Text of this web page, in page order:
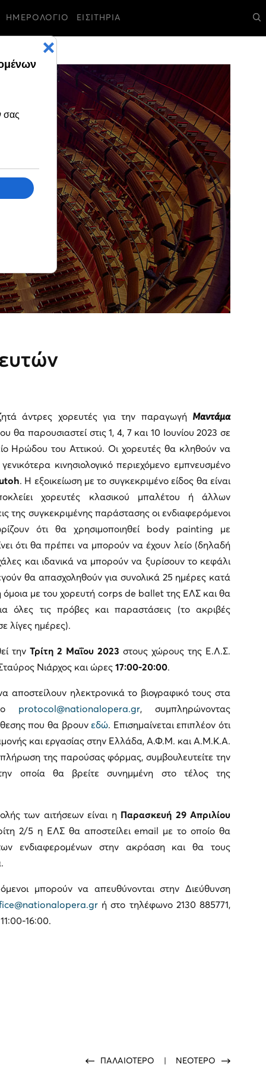
ΗΜΕΡΟΛΟΓΙΟ ΕΙΣΙΤΗΡΙΑ
άντρες χορευτές για την παραγωγή Μαντάμα
θα παρουσιαστεί στις 1, 4, 7 και 10 Ιουνίου 2023 σε
Ηρώδου του Αττικού. Οι χορευτές θα κληθούν να
κινησιολογικό περιεχόμενο εμπνευσμένο
. Η εξοικείωση με το συγκεκριμένο είδος θα είναι
χορευτές κλασικού μπαλέτου ή άλλων
της συγκεκριμένης παράστασης οι ενδιαφερόμενοι
ότι θα χρησιμοποιηθεί body painting με
ότι θα πρέπει να μπορούν να έχουν λείο (δηλαδή
και ιδανικά να μπορούν να ξυρίσουν το κεφάλι
θα απασχοληθούν για συνολικά 25 ημέρες κατά
με του χορευτή corps de ballet της ΕΛΣ και θα
όλες τις πρόβες και παραστάσεις (το ακριβές
λίγες ημέρες).
την Τρίτη 2 Μαΐου 2023 στους χώρους της Ε.Λ.Σ.
Νιάρχος και ώρες 17:00-20:00.
αποστείλουν ηλεκτρονικά το βιογραφικό τους στα
protocol@nationalopera.gr, συμπληρώνοντας
που θα βρουν εδώ. Επισημαίνεται επιπλέον ότι
και εργασίας στην Ελλάδα, Α.Φ.Μ. και Α.Μ.Κ.Α.
της παρούσας φόρμας, συμβουλευτείτε την
οποία θα βρείτε συνημμένη στο τέλος της
των αιτήσεων είναι η Παρασκευή 29 Απριλίου
2/5 η ΕΛΣ θα αποστείλει email με το οποίο θα
ενδιαφερομένων στην ακρόαση και θα τους
μπορούν να απευθύνονται στην Διεύθυνση
ή στο τηλέφωνο 2130 885771,
16:00.
ΠΑΛΑΙΟΤΕΡΟ ΝΕΟΤΕΡΟ